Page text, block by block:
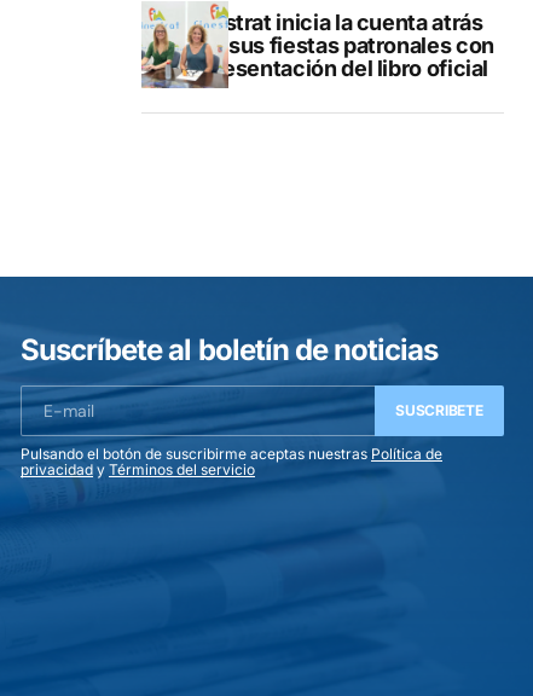
Finestrat inicia la cuenta atrás
para sus fiestas patronales con
la presentación del libro oficial
Suscríbete al boletín de noticias
SUSCRIBETE
Pulsando el botón de suscribirme aceptas nuestras Política de
privacidad y Términos del servicio